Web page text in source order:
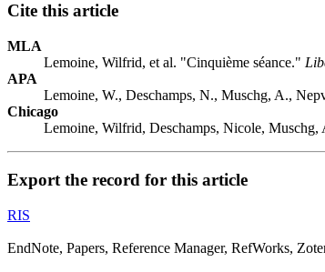
Cite this article
MLA
Lemoine, Wilfrid, et al. "Cinquième séance."
APA
Lemoine, W., Deschamps, N., Muschg, A.,
Chicago
Lemoine, Wilfrid, Deschamps, Nicole, Muschg,
Export the record for this article
RIS
EndNote, Papers, Reference Manager, RefWorks,